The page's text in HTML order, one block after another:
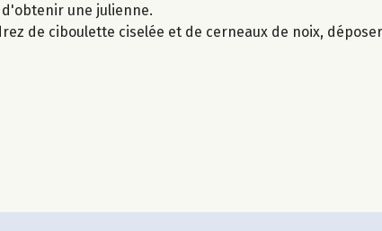
une julienne.
de ciboulette ciselée et de cerneaux de noix, déposer